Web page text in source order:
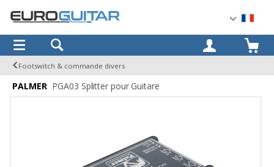
OK
Footswitch & commande divers
PALMER PGA03 Splitter pour Guitare